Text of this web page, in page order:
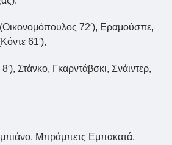
(Οικονομόπουλος 72′), Εραμούσπε,
61′),
Στάνκο, Γκαρντάβσκι, Σνάιντερ,
Μπράμπετς Εμπακατά,